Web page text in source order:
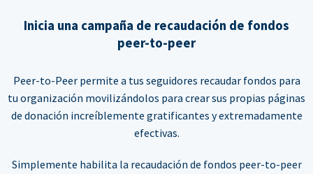
Inicia una campaña de recaudación de fondos
peer-to-peer
Peer-to-Peer permite a tus seguidores recaudar fondos para
tu organización movilizándolos para crear sus propias páginas
de donación increíblemente gratificantes y extremadamente
efectivas.
Simplemente habilita la recaudación de fondos peer-to-peer